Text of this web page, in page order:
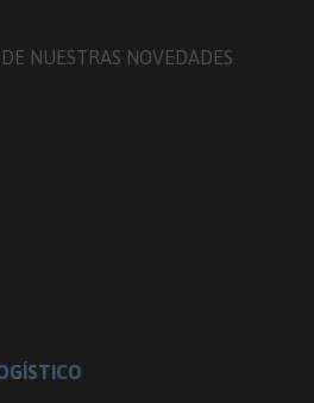
NUESTRAS NOVEDADES